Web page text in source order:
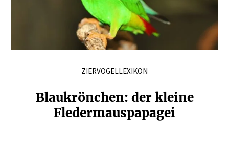
ZIERVOGELLEXIKON
Blaukrönchen: der kleine
Fleder­maus­pa­pagei